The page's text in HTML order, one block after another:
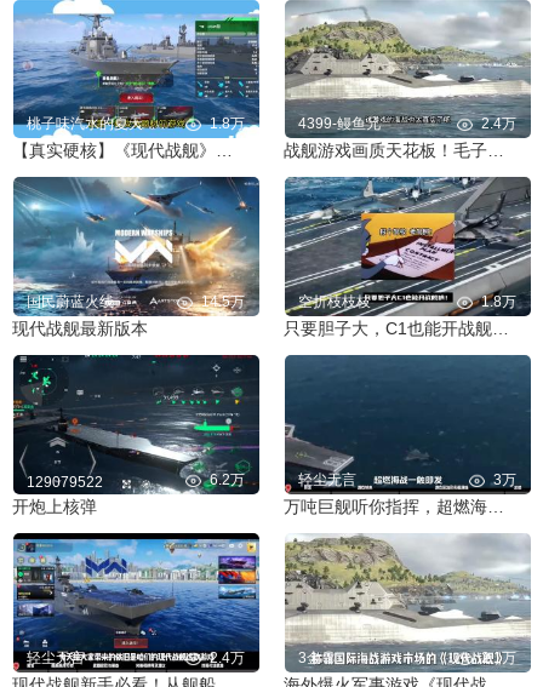
桃子味汽水的夏天 1.8万
【真实硬核】《现代战舰》试玩报告～
4399-鳗鱼兄 2.4万
战舰游戏画质天花板！毛子硬核工作室出品！快节奏5v5海战模拟
国民蔚蓝火线 14.5万
现代战舰最新版本
空折枝枝枝 1.8万
129079522 6.2万
开炮上核弹
轻尘无言 3万
轻尘无言 2.4万 3金〇 2.1万